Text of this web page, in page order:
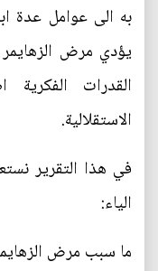
به الى عوامل عدة
يؤدي مرض
القدرات
الاستقلالية.
في هذا التقرير
الياء:
ما سبب مرض